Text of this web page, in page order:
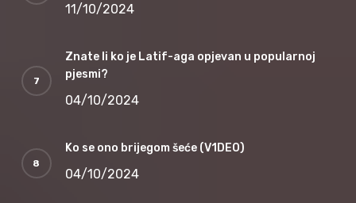
11/10/2024
Znate li ko je Latif-aga opjevan u popularnoj
pjesmi?
04/10/2024
Ko se ono brijegom šeće (V1DEO)
04/10/2024